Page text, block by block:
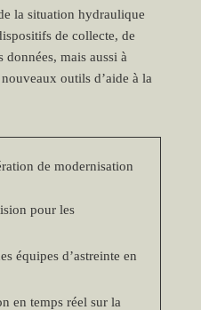
la situation hydraulique
de collecte, de
mais aussi à
outils d’aide à la
de modernisation
pour les
équipes d’astreinte en
en temps réel sur la